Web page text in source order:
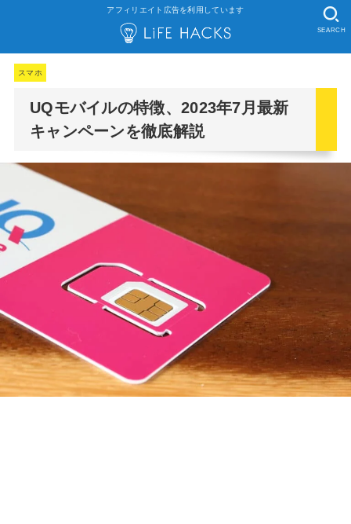
アフィリエイト広告を利用しています
SEARCH
スマホ
UQモバイルの特徴、2023年7月最新
キャンペーンを徹底解説